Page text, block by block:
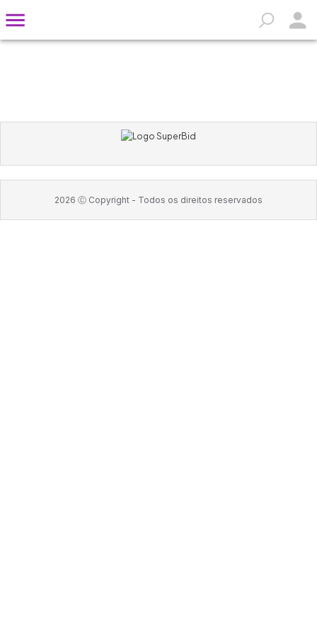
2026 Ⓒ Copyright - Todos os direitos reservados